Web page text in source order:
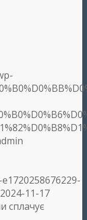
2024-11-17
сплачує